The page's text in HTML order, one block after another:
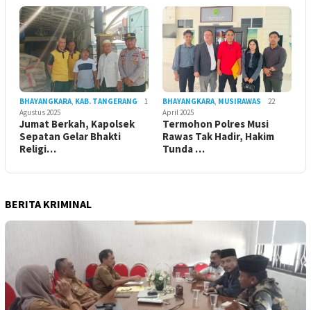
BHAYANGKARA, KAB. TANGERANG
1
Agustus 2025
Jumat Berkah, Kapolsek
Sepatan Gelar Bhakti
Religi…
BHAYANGKARA, MUSIRAWAS
22
April 2025
Termohon Polres Musi
Rawas Tak Hadir, Hakim
Tunda …
BERITA KRIMINAL